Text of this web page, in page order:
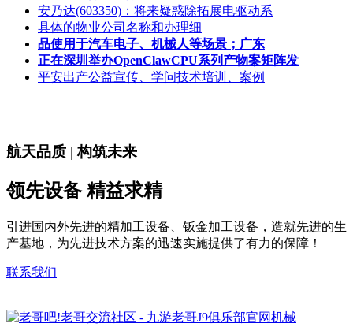
安乃达(603350)：将来疑惑除拓展电驱动系
具体的物业公司名称和办理细
品使用于汽车电子、机械人等场景；广东
正在深圳举办OpenClawCPU系列产物案矩阵发
平安出产公益宣传、学问技术培训、案例
航天品质 | 构筑未来
领先设备 精益求精
引进国内外先进的精加工设备、钣金加工设备，造就先进的生
产基地，为先进技术方案的迅速实施提供了有力的保障！
联系我们